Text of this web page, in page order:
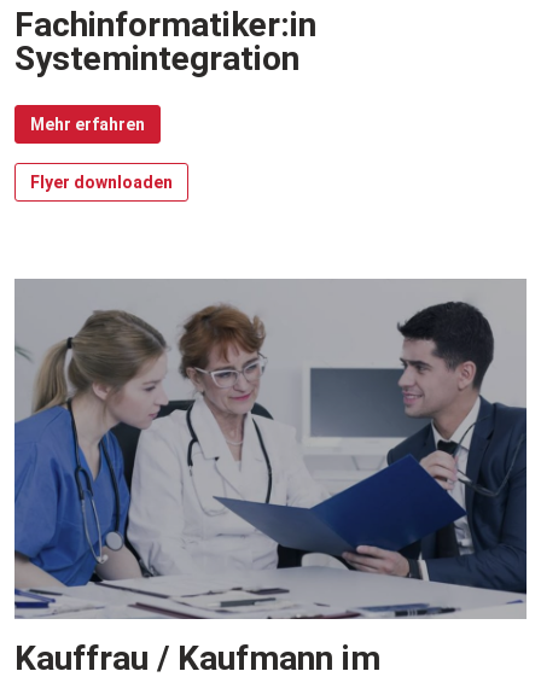
Fachinformatiker:in
Systemintegration
Mehr erfahren
Flyer downloaden
Kauffrau / Kaufmann im